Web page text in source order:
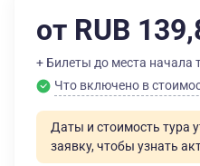
от RUB
+ Билеты до места начала
Что включено в
Даты и стоимость тура
заявку, чтобы узнать